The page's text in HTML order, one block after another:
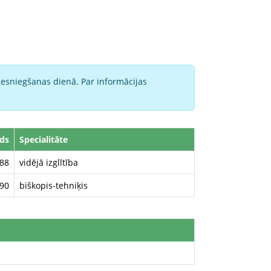
dienā. Par informācijas
Specialitāte
vidējā izglītība
biškopis-tehniķis